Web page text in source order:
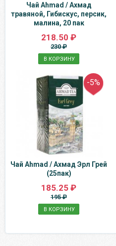
Чай Ahmad / Ахмад
травяной, Гибискус, персик,
малина, 20 пак
218.50 ₽
230 ₽
В КОРЗИНУ
-5%
Чай Ahmad / Ахмад Эрл Грей
(25пак)
185.25 ₽
195 ₽
В КОРЗИНУ